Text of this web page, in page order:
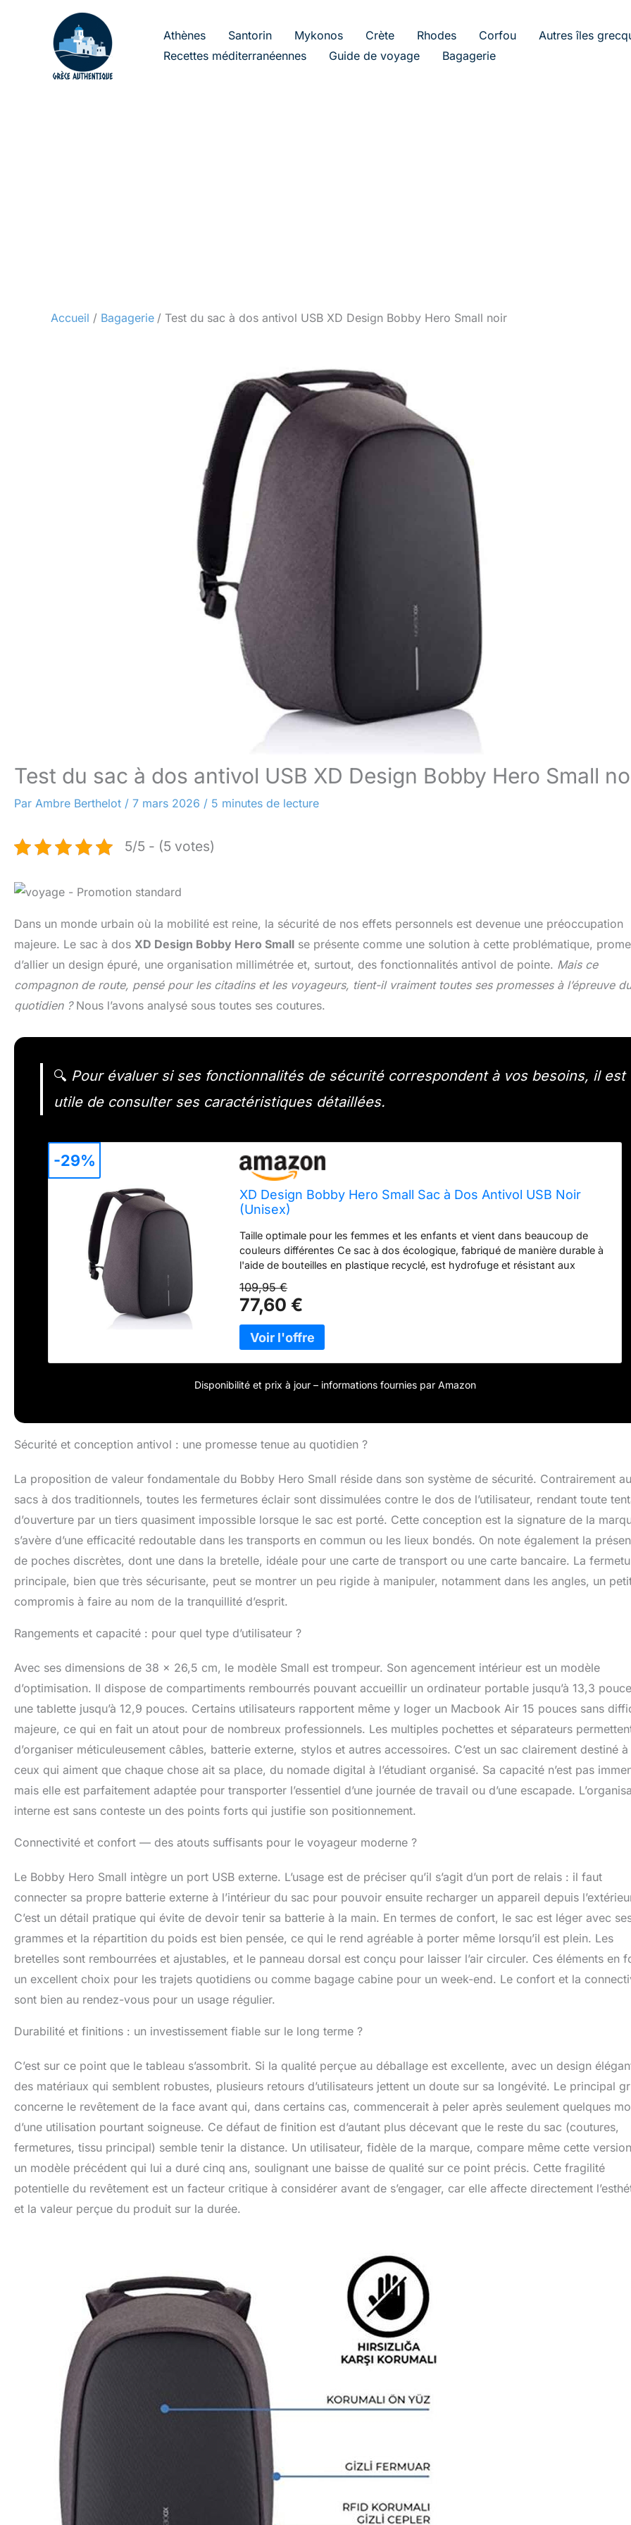
Athènes Santorin Mykonos Crète Rhodes Corfou
Autres îles
Recettes méditerranéennes
Guide de voyage Bagagerie
Accueil Bagagerie Test du sac à dos antivol USB XD Design Bobby Hero Small noir
Test du sac à dos antivol USB XD Design Bobby Hero Small
Par Ambre Berthelot / 7 mars 2026 / 5 minutes de lecture
5/5 - (5 votes)
Dans un monde urbain où la mobilité est reine, la sécurité de nos effets personnels est devenue une préoccupation
majeure. Le sac à dos XD Design Bobby Hero Small se présente comme une solution à cette problématique,
d’allier un design épuré, une organisation millimétrée et, surtout, des fonctionnalités antivol de pointe. Mais ce
compagnon de route, pensé pour les citadins et les voyageurs, tient-il vraiment toutes ses promesses à l’épreuve du
quotidien ?Nous l’avons analysé sous toutes ses coutures.
🔍 Pour évaluer si ses fonctionnalités de sécurité correspondent à vos besoins, il est
utile de consulter ses caractéristiques détaillées.
XD Design Bobby Hero Small Sac à Dos Antivol USB Noir
(Unisex)
Taille optimale pour les femmes et les enfants et vient dans beaucoup de
couleurs différentes Ce sac à dos écologique, fabriqué de manière durable à
l'aide de bouteilles en plastique recyclé, est hydrofuge et résistant aux
intégré Ses compartiments s'adaptent aux ordinateurs portables 13,3 " et
aux tablettes 12,9" d'une contenance totale de 11,5 litres La couche
intermédiaire se glisse facilement dans le fond du sac
109,95 €
77,60 €
-29%
Disponibilité et prix à jour – informations fournies par Amazon
Sécurité et conception antivol : une promesse tenue au quotidien ?
La proposition de valeur fondamentale du Bobby Hero Small réside dans son système de sécurité. Contrairement
sacs à dos traditionnels, toutes les fermetures éclair sont dissimulées contre le dos de l’utilisateur, rendant toute
d’ouverture par un tiers quasiment impossible lorsque le sac est porté. Cette conception est la signature de la
s’avère d’une efficacité redoutable dans les transports en commun ou les lieux bondés. On note également la
de poches discrètes, dont une dans la bretelle, idéale pour une carte de transport ou une carte bancaire. La
principale, bien que très sécurisante, peut se montrer un peu rigide à manipuler, notamment dans les angles, un
compromis à faire au nom de la tranquillité d’esprit.
Rangements et capacité : pour quel type d’utilisateur ?
Avec ses dimensions de 38 x 26,5 cm, le modèle Small est trompeur. Son agencement intérieur est un modèle
d’optimisation. Il dispose de compartiments rembourrés pouvant accueillir un ordinateur portable jusqu’à 13,3
une tablette jusqu’à 12,9 pouces. Certains utilisateurs rapportent même y loger un Macbook Air 15 pouces sans
majeure, ce qui en fait un atout pour de nombreux professionnels. Les multiples pochettes et séparateurs
d’organiser méticuleusement câbles, batterie externe, stylos et autres accessoires. C’est un sac clairement destiné à
ceux qui aiment que chaque chose ait sa place, du nomade digital à l’étudiant organisé. Sa capacité n’est pas
mais elle est parfaitement adaptée pour transporter l’essentiel d’une journée de travail ou d’une escapade.
interne est sans conteste un des points forts qui justifie son positionnement.
Connectivité et confort — des atouts suffisants pour le voyageur moderne ?
Le Bobby Hero Small intègre un port USB externe. L’usage est de préciser qu’il s’agit d’un port de relais : il faut
connecter sa propre batterie externe à l’intérieur du sac pour pouvoir ensuite recharger un appareil depuis
C’est un détail pratique qui évite de devoir tenir sa batterie à la main. En termes de confort, le sac est léger avec
grammes et la répartition du poids est bien pensée, ce qui le rend agréable à porter même lorsqu’il est plein. Les
bretelles sont rembourrées et ajustables, et le panneau dorsal est conçu pour laisser l’air circuler. Ces éléments en
un excellent choix pour les trajets quotidiens ou comme bagage cabine pour un week-end. Le confort et la
sont bien au rendez-vous pour un usage régulier.
Durabilité et finitions : un investissement fiable sur le long terme ?
C’est sur ce point que le tableau s’assombrit. Si la qualité perçue au déballage est excellente, avec un design
des matériaux qui semblent robustes, plusieurs retours d’utilisateurs jettent un doute sur sa longévité. Le principal
concerne le revêtement de la face avant qui, dans certains cas, commencerait à peler après seulement quelques
d’une utilisation pourtant soigneuse. Ce défaut de finition est d’autant plus décevant que le reste du sac (coutures,
fermetures, tissu principal) semble tenir la distance. Un utilisateur, fidèle de la marque, compare même cette
un modèle précédent qui lui a duré cinq ans, soulignant une baisse de qualité sur ce point précis. Cette fragilité
potentielle du revêtement est un facteur critique à considérer avant de s’engager, car elle affecte directement
et la valeur perçue du produit sur la durée.